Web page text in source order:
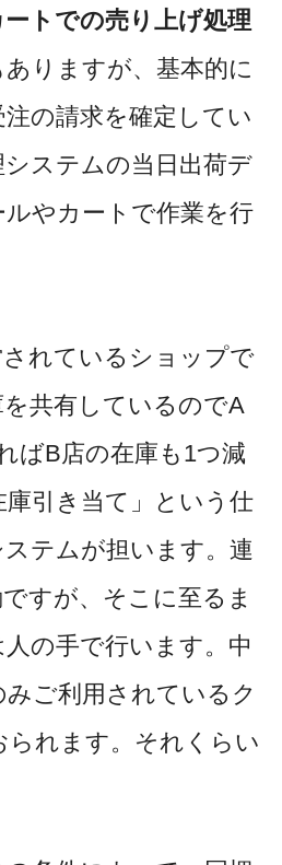
ートでの売り上げ処理
りますが、基本的に
の請求を確定してい
ステムの当日出荷デ
やカートで作業を行
れているショップで
共有しているのでA
ばB店の在庫も1つ減
引き当て」という仕
テムが担います。連
すが、そこに至るま
の手で行います。中
ご利用されているク
られます。それくらい